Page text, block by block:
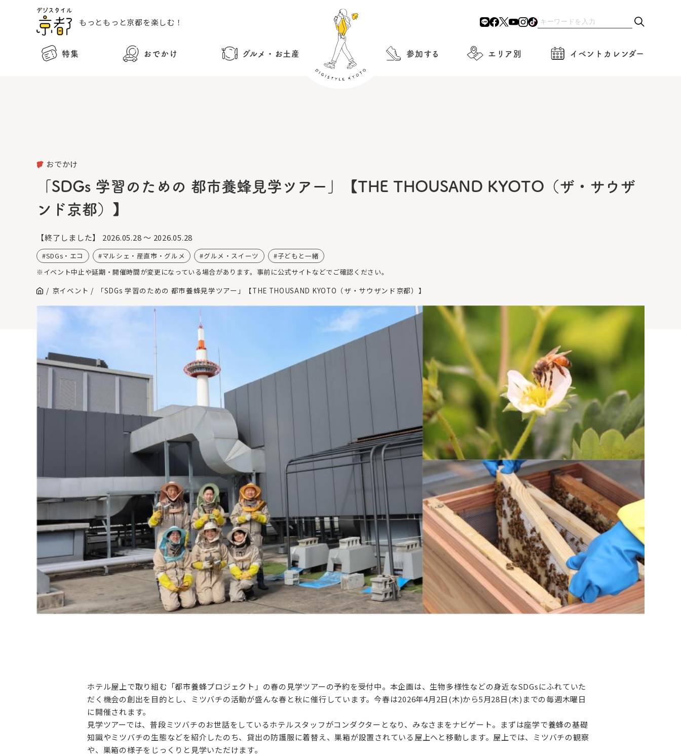
もっともっと京都を楽しむ！
特集 おでかけ グルメ・お土産 参加する エリア別 イベントカレンダー
おでかけ
「SDGs 学習のための 都市養蜂見学ツアー」【THE THOUSAND KYOTO（ザ・サウザ
ンド京都）】
【終了しました】 2026.05.28 ～ 2026.05.28
SDGs・エコ マルシェ・産直市・グルメ グルメ・スイーツ
子どもと一緒
※イベント中止や延期・開催時間が変更になっている場合があります。事前に公式サイトなどでご確認ください。
京イベント 「SDGs 学習のための 都市養蜂見学ツアー」【THE THOUSAND KYOTO（ザ・サウザンド京都）】
ホテル屋上で取り組む「都市養蜂プロジェクト」の春の見学ツアーの予約を受付中。本企画は、生物多様性などの身近なSDGsにふれていた
だく機会の創出を目的とし、ミツバチの活動が盛んな春と秋に催行しています。今春は2026年4月2日(木)から5月28日(木)までの毎週木曜日
に開催されます。
見学ツアーでは、普段ミツバチのお世話をしているホテルスタッフがコンダクターとなり、みなさまをナビゲート。まずは座学で養蜂の基礎
知識やミツバチの生態などを紹介したのち、貸出の防護服に着替え、巣箱が設置されている屋上へと移動します。屋上では、ミツバチの観察
や、巣箱の様子をじっくりと見学いただけます。